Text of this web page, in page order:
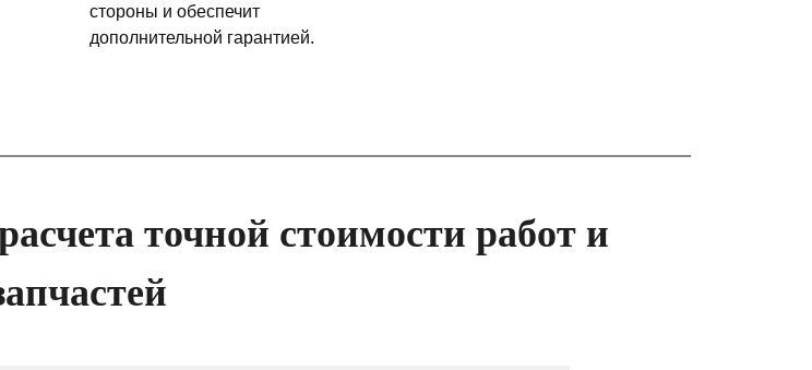
стороны и обеспечит
дополнительной гарантией.
точной стоимости работ и